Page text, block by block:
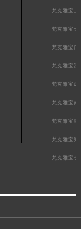
梵克雅宝上
梵克雅宝天
梵克雅宝广
梵克雅宝深
梵克雅宝成
梵克雅宝南
梵克雅宝重
梵克雅宝郑
梵克雅宝长